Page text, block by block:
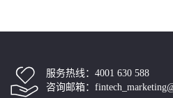
服务热线：4001 630 588
咨询邮箱：